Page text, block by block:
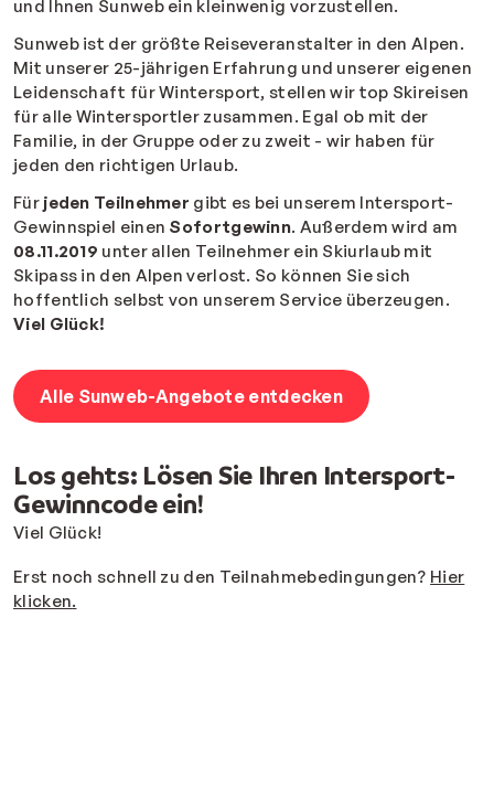
und Ihnen Sunweb ein kleinwenig vorzustellen.
Sunweb ist der größte Reiseveranstalter in den Alpen.
Mit unserer 25-jährigen Erfahrung und unserer eigenen
Leidenschaft für Wintersport, stellen wir top Skireisen
für alle Wintersportler zusammen. Egal ob mit der
Familie, in der Gruppe oder zu zweit - wir haben für
jeden den richtigen Urlaub.
Für jeden Teilnehmer gibt es bei unserem Intersport-
Gewinnspiel einen Sofortgewinn. Außerdem wird am
08.11.2019 unter allen Teilnehmer ein Skiurlaub mit
Skipass in den Alpen verlost. So können Sie sich
hoffentlich selbst von unserem Service überzeugen.
Viel Glück!
Alle Sunweb-Angebote entdecken
Los gehts: Lösen Sie Ihren Intersport-
Gewinncode ein!
Viel Glück!
Erst noch schnell zu den Teilnahmebedingungen? Hier
klicken.